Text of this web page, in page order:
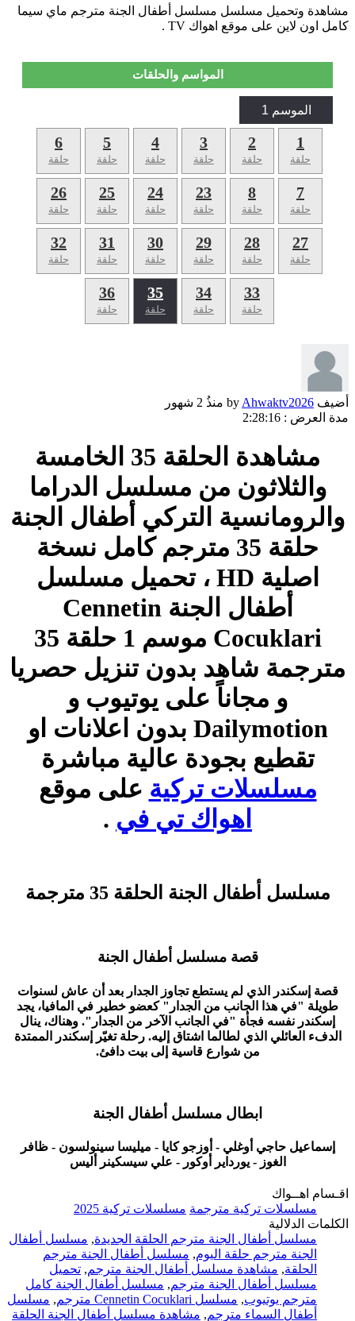
مشاهدة وتحميل مسلسل مسلسل أطفال الجنة مترجم ماي سيما
كامل اون لاين على موقع اهواك TV .
المواسم والحلقات
الموسم 1
1
حلقة
2
حلقة
3
حلقة
4
حلقة
5
حلقة
6
حلقة
7
حلقة
8
حلقة
23
حلقة
24
حلقة
25
حلقة
26
حلقة
27
حلقة
28
حلقة
29
حلقة
30
حلقة
31
حلقة
32
حلقة
33
حلقة
34
حلقة
35
حلقة
36
حلقة
أضيف by Ahwaktv2026 منذُ 2 شهور
مدة العرض : 2:28:16
مشاهدة الحلقة 35 الخامسة
والثلاثون من مسلسل الدراما
والرومانسية التركي أطفال الجنة
حلقة 35 مترجم كامل نسخة
اصلية HD ، تحميل مسلسل
أطفال الجنة Cennetin
Cocuklari موسم 1 حلقة 35
مترجمة شاهد بدون تنزيل حصريا
و مجاناً على يوتيوب و
Dailymotion بدون اعلانات او
تقطيع بجودة عالية مباشرة
مسلسلات تركية على موقع
اهواك تي في .
مسلسل أطفال الجنة الحلقة 35 مترجمة
قصة مسلسل أطفال الجنة
قصة إسكندر الذي لم يستطع تجاوز الجدار بعد أن عاش لسنوات
طويلة "في هذا الجانب من الجدار" كعضو خطير في المافيا، يجد
إسكندر نفسه فجأة "في الجانب الآخر من الجدار". وهناك، ينال
الدفء العائلي الذي لطالما اشتاق إليه. رحلة تغيّر إسكندر الممتدة
من شوارع قاسية إلى بيت دافئ.
ابطال مسلسل أطفال الجنة
إسماعيل حاجي أوغلي - أوزجو كايا - ميليسا سينولسون - ظافر
الغوز - يورداير أوكور - علي سيسكينر أليس
اقـسام اهــواك
مسلسلات تركية مترجمة مسلسلات تركية 2025
الكلمات الدلالية
مسلسل أطفال الجنة مترجم الحلقة الجديدة, مسلسل أطفال
الجنة مترجم حلقة اليوم, مسلسل أطفال الجنة مترجم
الحلقة, مشاهدة مسلسل أطفال الجنة مترجم, تحميل
مسلسل أطفال الجنة مترجم, مسلسل أطفال الجنة كامل
مترجم يوتيوب, مسلسل Cennetin Cocuklari مترجم , مسلسل
أطفال السماء مترجم, مشاهدة مسلسل أطفال الجنة الحلقة